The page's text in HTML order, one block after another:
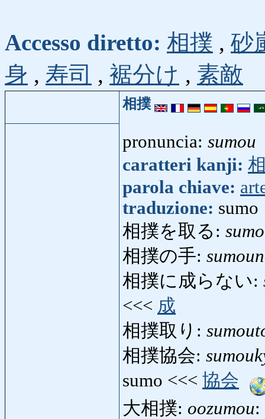
Accesso diretto: 相撲 , 砂
身 , 寿司 , 裾分け , 素敵
相撲
pronuncia: sumou
caratteri kanji:
parola chiave:
traduzione: sumo
相撲を取る:
相撲の手:
相撲に成らない:
<<< 成
相撲取り:
相撲協会:
sumo <<< 協会
大相撲: oozumou: